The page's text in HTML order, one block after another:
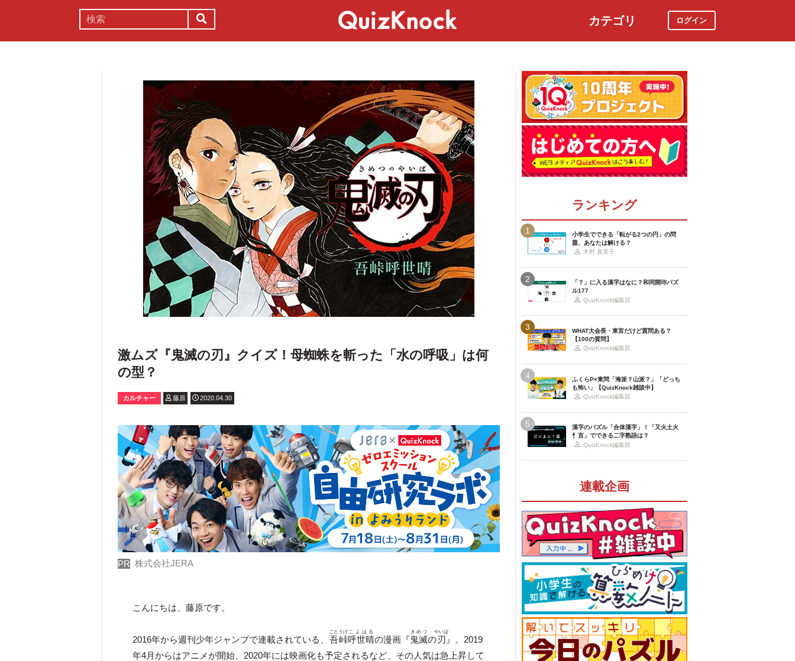
カテゴリ ログイン
激ムズ『鬼滅の刃』クイズ！母蜘蛛を斬った「水の呼吸」は何
の型？
カルチャー 藤原 2020.04.30
PR 株式会社JERA
こんにちは、藤原です。
2016年から週刊少年ジャンプで連載されている、 吾峠
ごとうげ
呼世晴
こよはる
の漫画『鬼滅
きめつ
の刃
やいば
』。2019
年4月からはアニメが開始、2020年には映画化も予定されるなど、その人気は急上昇して
ランキング
1
小学生でできる「転がる2つの円」の問
題、あなたは解ける？
木村 真実子
2
「？」に入る漢字はなに？和同開珎パズ
ル177
QuizKnock編集部
3
WHAT大会長・東言だけど質問ある？
【100の質問】
QuizKnock編集部
4
ふくらP×東問「海派？山派？」「どっち
も怖い」【QuizKnock雑談中】
QuizKnock編集部
5
漢字のパズル「合体漢字」！「又火土火
忄言」でできる二字熟語は？
QuizKnock編集部
連載企画